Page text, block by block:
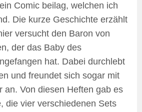
Comic beilag, welchen ich
Die kurze Geschichte erzählt
versucht den Baron von
der das Baby des
hat. Dabei durchlebt
und freundet sich sogar mit
an. Von diesen Heften gab es
die vier verschiedenen Sets